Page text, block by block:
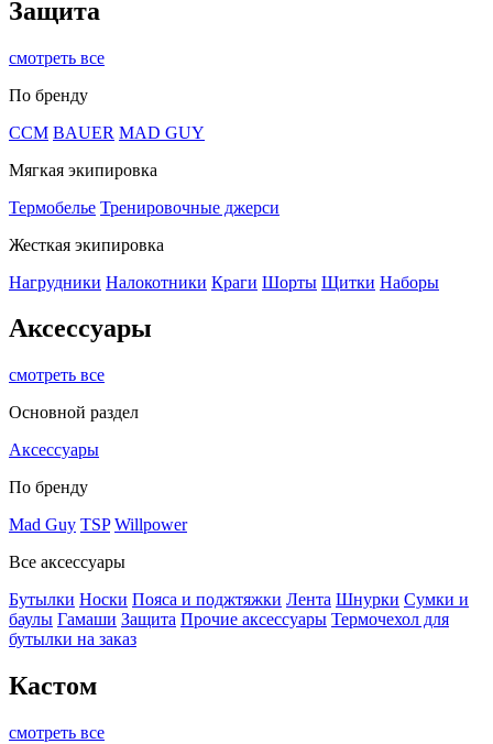
Защита
смотреть все
По бренду
CCM BAUER MAD GUY
Мягкая экипировка
Термобелье Тренировочные джерси
Жесткая экипировка
Нагрудники Налокотники Краги Шорты Щитки Наборы
Аксессуары
смотреть все
Основной раздел
Аксессуары
По бренду
Mad Guy TSP Willpower
Все аксессуары
Бутылки Носки Пояса и поджтяжки Лента Шнурки Сумки и
баулы Гамаши Защита Прочие аксессуары Термочехол для
бутылки на заказ
Кастом
смотреть все